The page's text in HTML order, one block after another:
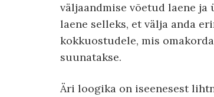
väljaandmise võetud laene
laene selleks, et välja anda
kokkuostudele, mis
suunatakse.
Äri loogika on iseenesest